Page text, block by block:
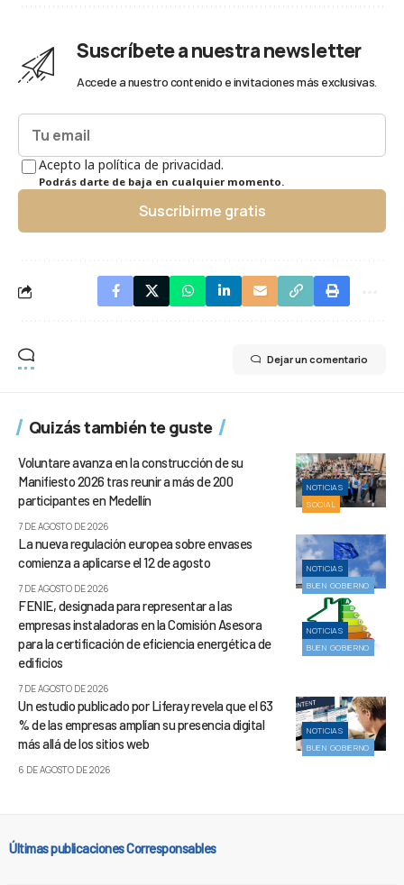
Suscríbete a nuestra newsletter
Accede a nuestro contenido e invitaciones más exclusivas.
Acepto la política de privacidad.
Podrás darte de baja en cualquier momento.
Suscribirme gratis
Dejar un comentario
Quizás también te guste
NOTICIAS
SOCIAL
Voluntare avanza en la construcción de su
Manifiesto 2026 tras reunir a más de 200
participantes en Medellín
7 DE AGOSTO DE 2026
NOTICIAS
BUEN GOBIERNO
La nueva regulación europea sobre envases
comienza a aplicarse el 12 de agosto
7 DE AGOSTO DE 2026
NOTICIAS
BUEN GOBIERNO
FENIE, designada para representar a las
empresas instaladoras en la Comisión Asesora
para la certificación de eficiencia energética de
edificios
7 DE AGOSTO DE 2026
NOTICIAS
BUEN GOBIERNO
Un estudio publicado por Liferay revela que el 63
% de las empresas amplían su presencia digital
más allá de los sitios web
6 DE AGOSTO DE 2026
Últimas publicaciones Corresponsables